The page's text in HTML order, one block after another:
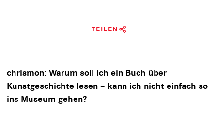
TEILEN
chrismon: Warum soll ich ein Buch über
Kunstgeschichte lesen – kann ich nicht einfach so
ins Museum gehen?